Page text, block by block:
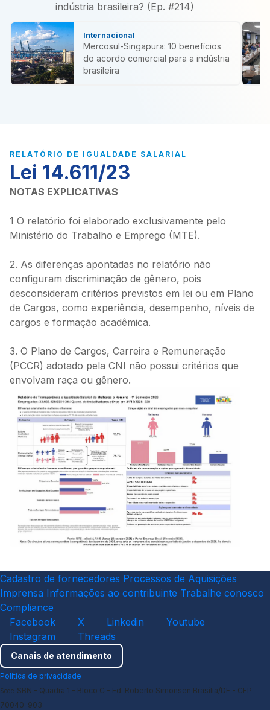
indústria brasileira? (Ep. #214)
Internacional
Mercosul-Singapura: 10 benefícios
do acordo comercial para a indústria
brasileira
RELATÓRIO DE IGUALDADE SALARIAL
Lei 14.611/23
NOTAS EXPLICATIVAS
1 O relatório foi elaborado exclusivamente pelo
Ministério do Trabalho e Emprego (MTE).
2. As diferenças apontadas no relatório não
configuram discriminação de gênero, pois
desconsideram critérios previstos em lei ou em Plano
de Cargos, como experiência, desempenho, níveis de
cargos e formação acadêmica.
3. O Plano de Cargos, Carreira e Remuneração
(PCCR) adotado pela CNI não possui critérios que
envolvam raça ou gênero.
Cadastro de fornecedores Processos de Aquisições
Imprensa Informações ao contribuinte Trabalhe conosco
Compliance
Facebook
X Linkedin
Youtube
Instagram
Threads
Canais de atendimento
Política de privacidade
Sede SBN - Quadra 1 - Bloco C - Ed. Roberto Simonsen Brasília/DF - CEP
70040-903